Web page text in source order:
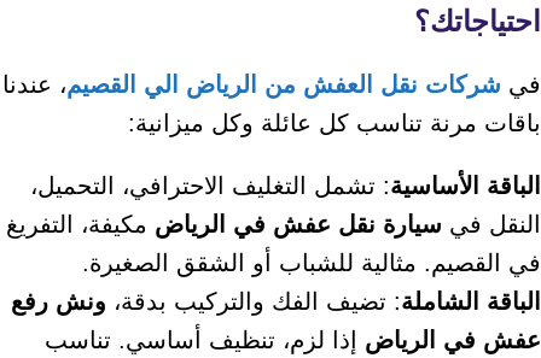
احتياجاتك؟
في شركات نقل العفش من الرياض الي القصيم، عندنا
باقات مرنة تناسب كل عائلة وكل ميزانية:
الباقة الأساسية: تشمل التغليف الاحترافي، التحميل،
النقل في سيارة نقل عفش في الرياض مكيفة، التفريغ
في القصيم. مثالية للشباب أو الشقق الصغيرة.
الباقة الشاملة: تضيف الفك والتركيب بدقة، ونش رفع
عفش في الرياض إذا لزم، تنظيف أساسي. تناسب